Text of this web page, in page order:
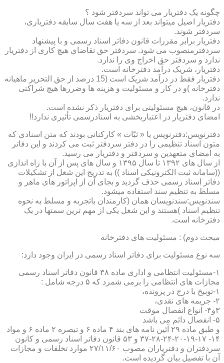
چگونه یک دفتریار می تواند سردفتر شود ؟
دفتریار اصیل میتواند بعد از سه یا هفت سال سابقه دفتریاری،
سردفتر شوند.
دفتریار برابر مقررات قانون دفاتر اسناد رسمی و با پیشنهاد
سردفترمنصوب می شود. سردفتر حق تقاضای هیچ کاری از دفتریار
ندارد و سردفتر حق اخراج وی را ندارد.
دفتریار، شریک درآمد دفترخانه است.
دفتریار فقط در درآمد شریک است (15 درصد از حق التحریر ماهیانه
دفترخانه )و در کار و مسئولیت و هزینه ها وضررها هیچ شراکتی
ندارد.
در قانون، هیچ مسئولیتی برای دفتریار ذکر نشده است.
امضای دفتریار در اعتباربخشی به اسنادرسمی تأثیری ندارد!!
دفترنویس:دفترنویس یا « ثبّات » کارکنانی بودند که متن اسنادی که
متون اسناد تنظیمی را در دفتر سردفتر ثبت می کردند و این دفاتر
به امضای متعهدین و سردفتر و دفتریار می رسید.
از سال های ۱۳۹۲ تا سال ۱۳۹۵ و سال های پس از آن با راه اندازی
((سامانه ثبت الکترونیکی اسناد )) به تدریج این شغل از تشکیلات
دفاتر اسناد رسمی حذف گردید و بجای آن از اپراتور های ماهر و
مسلط به تنظیم سند استفاده میشود.
سندنویس:سندنویسان همان (کارمندان باتجربه و مسلط به نحوه
تنظیم اسناد )هستند و این شغل یکی از مهم ترین سمتها در یک
دفترخانه است.
مبحث دوم) : مسئولیت های دفترخانه
سه نوع مسئولیت برای دفاتر اسناد رسمی در ایران وجود دارد:
۱-مسئولیت انتظامی و اداری ماده ۳۸ قانون دفاتر اسناد رسمی
مجازات های انتظامی را برمی شمرد که ۵ درجه شامل :
۱-توبیخ با درج در پرونده،
۲- جریمه های نقدی،
۳و۴- انواع انفصال موقت
۵- انفصال دائم می باشد
و طبق ماده ۲۹ آئین نامه های بند ۴ ماده ۶ و تبصره ۲ ماده ۶ و مواد
۱۴- ۱۷-۱۹-۲۰-۲۴-۲۸-۳۷ و ۵۳ قانون دفاتر اسناد رسمی و کانون
سردفتران و دفتریاران مصوب ۲۷/۱۱/۶۰ موارد تخلفات و مجازات
آن با تفصیل بیان گردیده است.